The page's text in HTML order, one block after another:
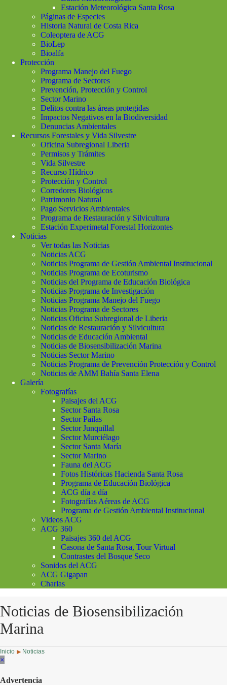
Estación Meteorológica Santa Rosa
Páginas de Especies
Historia Natural de Costa Rica
Coleoptera de ACG
BioLep
Bioalfa
Protección
Programa Manejo del Fuego
Programa de Sectores
Prevención, Protección y Control
Sector Marino
Delitos contra las áreas protegidas
Impactos Negativos en la Biodiversidad
Denuncias Ambientales
Recursos Forestales y Vida Silvestre
Oficina Subregional Liberia
Permisos y Trámites
Vida Silvestre
Recurso Hídrico
Protección y Control
Corredores Biológicos
Patrimonio Natural
Pago Servicios Ambientales
Programa de Restauración y Silvicultura
Estación Experimetal Forestal Horizontes
Noticias
Ver todas las Noticias
Noticias ACG
Noticias Programa de Gestión Ambiental Institucional
Noticias Programa de Ecoturismo
Noticias del Programa de Educación Biológica
Noticias Programa de Investigación
Noticias Programa Manejo del Fuego
Noticias Programa de Sectores
Noticias Oficina Subregional de Liberia
Noticias de Restauración y Silvicultura
Noticias de Educación Ambiental
Noticias de Biosensibilización Marina
Noticias Sector Marino
Noticias Programa de Prevención Protección y Control
Noticias de AMM Bahía Santa Elena
Galería
Fotografías
Paisajes del ACG
Sector Santa Rosa
Sector Pailas
Sector Junquillal
Sector Murciélago
Sector Santa María
Sector Marino
Fauna del ACG
Fotos Históricas Hacienda Santa Rosa
Programa de Educación Biológica
ACG día a día
Fotografías Aéreas de ACG
Programa de Gestión Ambiental Institucional
Videos ACG
ACG 360
Paisajes 360 del ACG
Casona de Santa Rosa, Tour Virtual
Contrastes del Bosque Seco
Sonidos del ACG
ACG Gigapan
Charlas
Noticias de Biosensibilización
Marina
Inicio ▶ Noticias
×
Advertencia